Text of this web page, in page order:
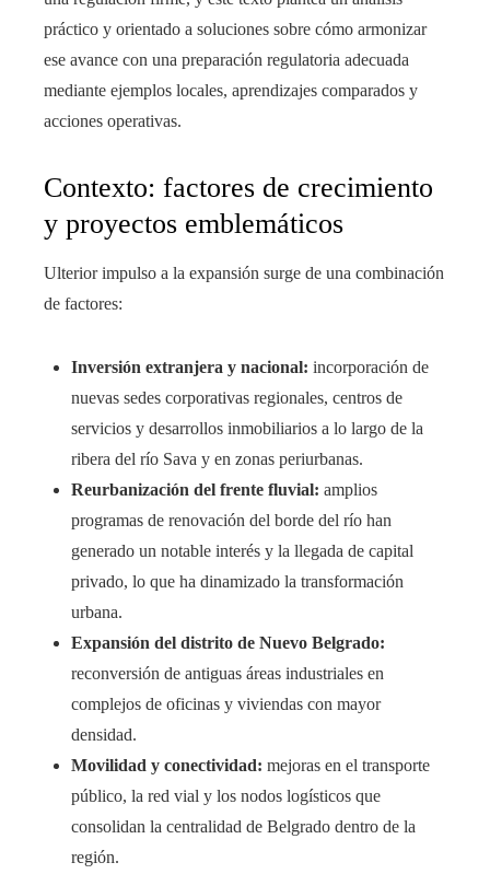
práctico y orientado a soluciones sobre cómo armonizar
ese avance con una preparación regulatoria adecuada
mediante ejemplos locales, aprendizajes comparados y
acciones operativas.
Contexto: factores de crecimiento
y proyectos emblemáticos
Ulterior impulso a la expansión surge de una combinación
de factores:
Inversión extranjera y nacional: incorporación de
nuevas sedes corporativas regionales, centros de
servicios y desarrollos inmobiliarios a lo largo de la
ribera del río Sava y en zonas periurbanas.
Reurbanización del frente fluvial: amplios
programas de renovación del borde del río han
generado un notable interés y la llegada de capital
privado, lo que ha dinamizado la transformación
urbana.
Expansión del distrito de Nuevo Belgrado:
reconversión de antiguas áreas industriales en
complejos de oficinas y viviendas con mayor
densidad.
Movilidad y conectividad: mejoras en el transporte
público, la red vial y los nodos logísticos que
consolidan la centralidad de Belgrado dentro de la
región.